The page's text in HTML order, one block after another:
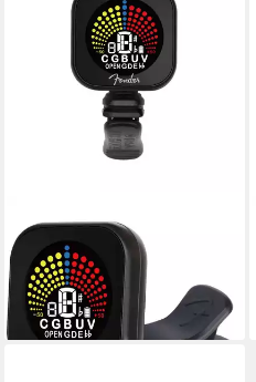
FENDER
Stimmgerät, Flash Tuner 2.0 -
Stimmgerät für Gitarren
25,81 €
lieferbar - in 3-4 Werktagen bei dir